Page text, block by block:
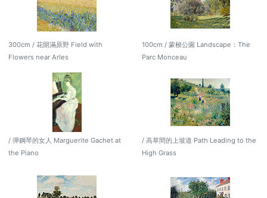
300cm / 花開滿原野 Field with
Flowers near Arles
100cm / 蒙梭公園 Landscape：The
Parc Monceau
/ 彈鋼琴的女人 Marguerite Gachet at
the Piano
/ 高草間的上坡道 Path Leading to the
High Grass